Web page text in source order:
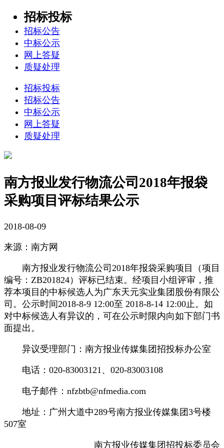
招标投标
招标公告
中标公示
网上答疑
质疑处理
招标投标
招标公告
中标公示
网上答疑
质疑处理
南方报业发行物流公司2018年报袋
采购项目评标结果公示
2018-08-09
来源：南方网
南方报业发行物流公司2018年报袋采购项目（项目
编号：ZB201824）评标已结束。经项目小组评审，推
荐本项目的中标候选人为广东天元实业集团股份有限公
司。公示时间2018-8-9 12:00至 2018-8-14 12:00止。如
对中标候选人有异议的，可在公示时限内向如下部门书
面提出。
异议受理部门：南方报业传媒集团招投标办公室
电话：020-83003121、020-83003108
电子邮件：nfzbtb@nfmedia.com
地址：广州大道中289号南方报业传媒集团3号楼
507室
南方报业传媒集团招投标委员会